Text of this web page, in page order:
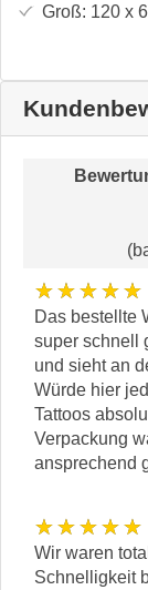
Groß: 120 x
★★★★★
Das bestellte
super schnell
und sieht an
Würde hier
Tattoos
Verpackung
ansprechend
★★★★★
Wir waren
Schnelligkeit